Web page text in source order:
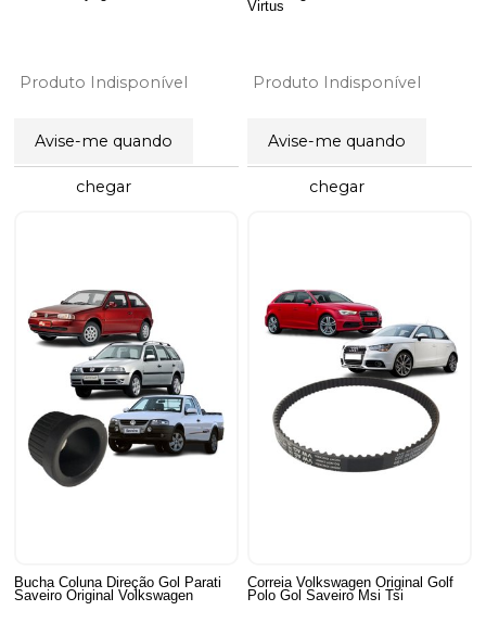
Produto Indisponível
Avise-me quando
chegar
Virtus
Produto Indisponível
Avise-me quando
chegar
Bucha Coluna Direção Gol Parati
Saveiro Original Volkswagen
Correia Volkswagen Original Golf
Polo Gol Saveiro Msi Tsi